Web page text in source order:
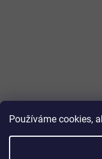
Používáme cookies,